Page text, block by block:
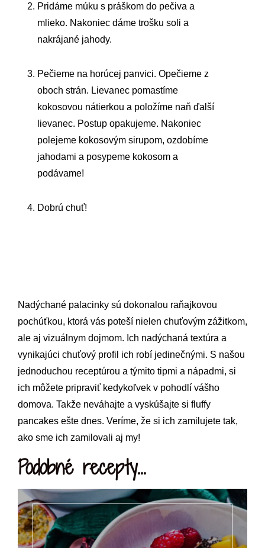
Pridáme múku s práškom do pečiva a
mlieko. Nakoniec dáme trošku soli a
nakrájané jahody.
Pečieme na horúcej panvici. Opečieme z
oboch strán. Lievanec pomastíme
kokosovou nátierkou a položíme naň ďalší
lievanec. Postup opakujeme. Nakoniec
polejeme kokosovým sirupom, ozdobíme
jahodami a posypeme kokosom a
podávame!
Dobrú chuť!
Nadýchané palacinky sú dokonalou raňajkovou
pochúťkou, ktorá vás poteší nielen chuťovým zážitkom,
ale aj vizuálnym dojmom. Ich nadýchaná textúra a
vynikajúci chuťový profil ich robí jedinečnými. S našou
jednoduchou receptúrou a týmito tipmi a nápadmi, si
ich môžete pripraviť kedykoľvek v pohodlí vášho
domova. Takže neváhajte a vyskúšajte si fluffy
pancakes ešte dnes. Veríme, že si ich zamilujete tak,
ako sme ich zamilovali aj my!
Podobné recepty...